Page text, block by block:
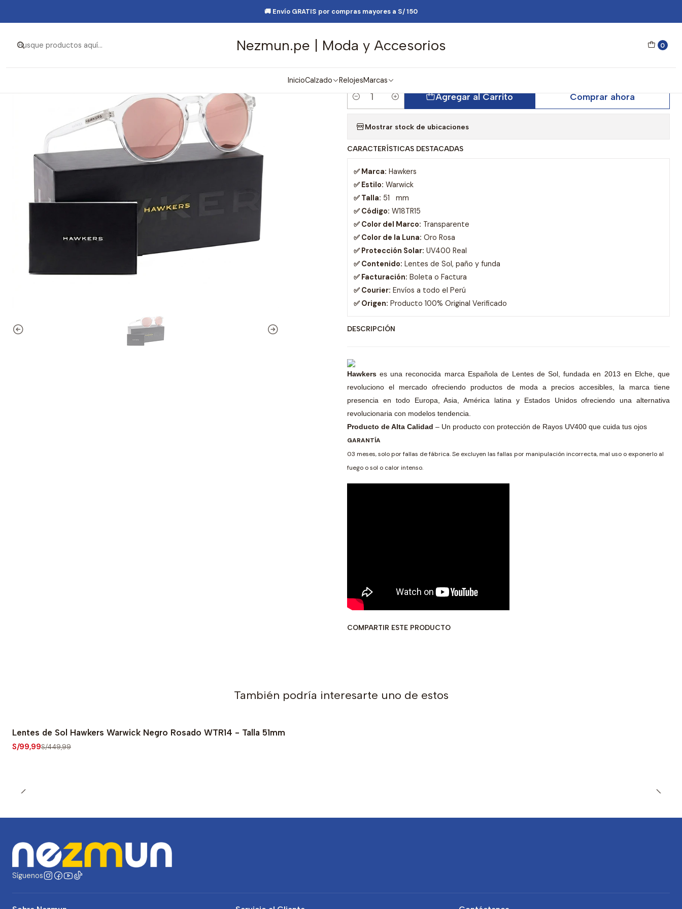
Nezmun.pe | Moda y Accesorios 0
InicioCalzado RelojesMarcas
🚚 Envío GRATIS por compras mayores a S/ 150
Lentes y Accesorios Lentes de Sol Lentes de Sol Hawkers Warwick Blanco Rosado W18TR15 - Talla 51mm
|
Lentes de Sol Hawkers Warwick Blanco
Rosado W18TR15 - Talla 51mm
Cantidad
Agregar al Carrito Comprar ahora
Mostrar stock de ubicaciones
CARACTERÍSTICAS DESTACADAS
✅ Marca: Hawkers
✅ Estilo: Warwick
✅ Talla: 51 mm
✅ Código: W18TR15
✅ Color del Marco: Transparente
✅ Color de la Luna: Oro Rosa
✅ Protección Solar: UV400 Real
✅ Contenido: Lentes de Sol, paño y funda
✅ Facturación: Boleta o Factura
✅ Courier: Envíos a todo el Perú
✅ Origen: Producto 100% Original Verificado
DESCRIPCIÓN
Hawkerses una reconocida marca Española de Lentes de Sol, fundada en 2013 en Elche, que
revoluciono el mercado ofreciendo productos de moda a precios accesibles, la marca tiene
presencia en todo Europa, Asia, América latina y Estados Unidos ofreciendo una alternativa
revolucionaria con modelos tendencia.
Producto de Alta Calidad – Un producto con protección de Rayos UV400 que cuida tus ojos
GARANTÍA
03 meses, solo por fallas de fábrica. Se excluyen las fallas por manipulación incorrecta, mal uso o exponerlo al
fuego o sol o calor intenso.
COMPARTIR ESTE PRODUCTO
También podría interesarte uno de estos
-78% OFF
Lentes de Sol Hawkers Warwick Negro Rosado WTR14 - Talla 51mm
S/99,99S/449,99
Síguenos